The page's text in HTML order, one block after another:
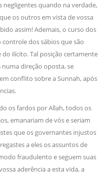
negligentes quando na verdade,
os outros em vista de vossa
assim! Ademais, o curso dos
dos sábios que são
ilícito. Tal posição certamente
direção oposta, se
conflito sobre a Sunnah, após
os fardos por Allah, todos os
emanariam de vós e seriam
que os governantes injustos
a eles os assuntos de
fraudulento e seguem suas
aderência a esta vida, a